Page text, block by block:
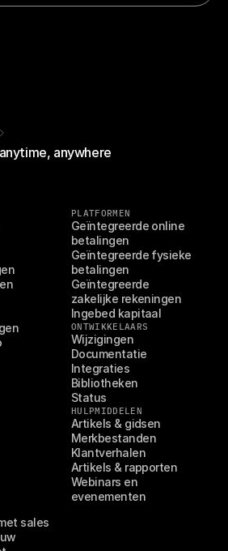
anywhere
sales
PLATFORMEN
Geïntegreerde online
betalingen
Geïntegreerde fysieke
betalingen
Geïntegreerde
zakelijke rekeningen
Ingebed kapitaal
ONTWIKKELAARS
Wijzigingen
Documentatie
Integraties
Bibliotheken
Status
HULPMIDDELEN
Artikels & gidsen
Merkbestanden
Klantverhalen
Artikels & rapporten
Webinars en
evenementen